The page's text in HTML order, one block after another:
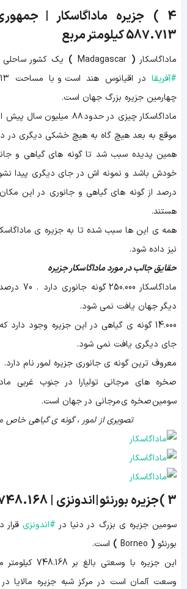
4 )
جزیره ماداگاسکار |
587.713کیلومتر مربع
ماداگاسکار(
Madagascar
) یک کشور ساحلی
#آفریقا
چهارمین جزیره بزرگ جهان است.
ماداگاسکار چیزی در حدود ۸۸
موقع به بعد هیچ گاه به هیچ خشکی دیگری در
همین پدیده سبب شد تا گونه های گیاهی و
درصد از گونه های گیاهی و جانوری در این
هستند.
همه ی این ها سبب شده تا به جزیره ی
نیز داده شود.
حقایق جالب در مورد ماداگاسکار جزیره
دیگر جهان یافت نمی شود.
جای دیگری یافت نمی شود.
معروف ترین گونه ی جانوری جزیره لمور نام دارد.
صخره های مرجانی تولیارا در جنوب غربی
سومین صخره ی مرجانی در جهان است.
تصویری از لمور ، گونه ی گیاهی خاص
3 ) جزیره بورنئو | اندونزی |
سومین جزیره ی بزرگ در دنیا در #اندونزی
بورنئو (
Borneo
) است.
وسعت آلمان است در مرکز شبه جزیره مالایا